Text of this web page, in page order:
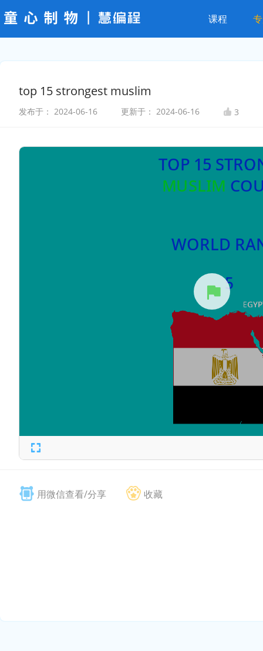
课程
top 15 strongest muslim
发布于： 2024-06-16 更新于： 2024-06-16 3
用微信查看/分享 收藏